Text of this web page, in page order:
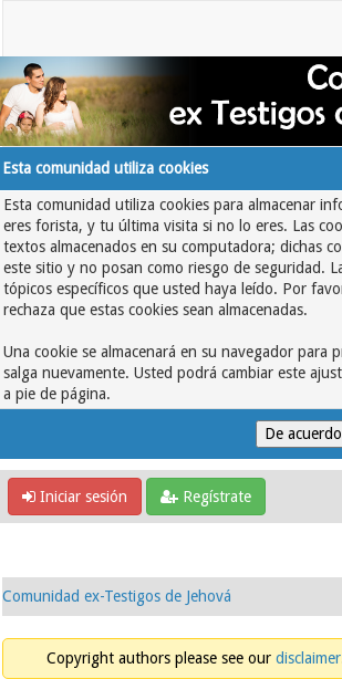
Esta comunidad utiliza cookies
Esta comunidad utiliza cookies para almacenar
eres forista, y tu última visita si no lo eres. Las
textos almacenados en su computadora; dichas
este sitio y no posan como riesgo de seguridad.
tópicos específicos que usted haya leído. Por
rechaza que estas cookies sean almacenadas.
Una cookie se almacenará en su navegador para
salga nuevamente. Usted podrá cambiar este
a pie de página.
Iniciar sesión Regístrate
Comunidad ex-Testigos de Jehová
Copyright authors please see our disclaimer